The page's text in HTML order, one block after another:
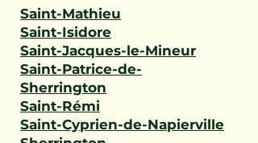
Saint-Mathieu
Saint-Isidore
Saint-Jacques-le-Mineur
Saint-Patrice-de-
Sherrington
Saint-Rémi
Saint-Cyprien-de-Napierville